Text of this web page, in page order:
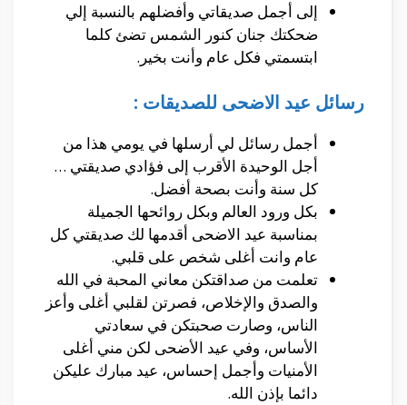
إلى أجمل صديقاتي وأفضلهم بالنسبة إلي
ضحكتك جنان كنور الشمس تضئ كلما
ابتسمتي فكل عام وأنت بخير.
رسائل عيد الاضحى للصديقات :
أجمل رسائل لي أرسلها في يومي هذا من
أجل الوحيدة الأقرب إلى فؤادي صديقتي …
كل سنة وأنت بصحة أفضل.
بكل ورود العالم وبكل روائحها الجميلة
بمناسبة عيد الاضحى أقدمها لك صديقتي كل
عام وانت أغلى شخص على قلبي.
تعلمت من صداقتكن معاني المحبة في الله
والصدق والإخلاص، فصرتن لقلبي أغلى وأعز
الناس، وصارت صحبتكن في سعادتي
الأساس، وفي عيد الأضحى لكن مني أغلى
الأمنيات وأجمل إحساس، عيد مبارك عليكن
دائما بإذن الله.